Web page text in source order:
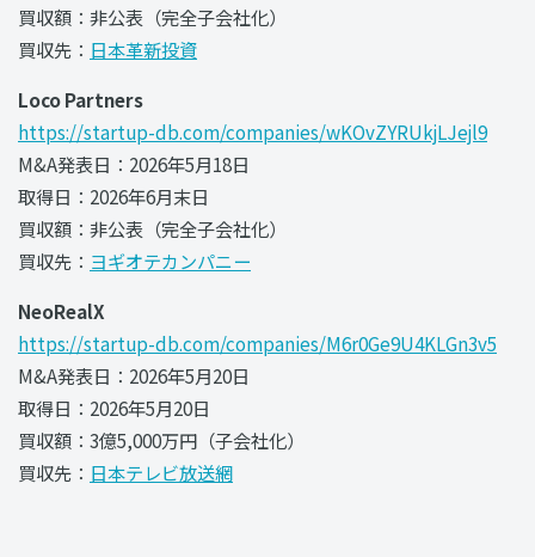
買収額：非公表（完全子会社化）
買収先： 日本革新投資
‍Loco Partners
https://startup-db.com/companies/wKOvZYRUkjLJejl9
M&A発表日：2026年5月18日
取得日：2026年6月末日
買収額：非公表（完全子会社化）
買収先： ヨギオテカンパニー
NeoRealX
https://startup-db.com/companies/M6r0Ge9U4KLGn3v5
M&A発表日：2026年5月20日
取得日：2026年5月20日
買収額：3億5,000万円（子会社化）
買収先： 日本テレビ放送網